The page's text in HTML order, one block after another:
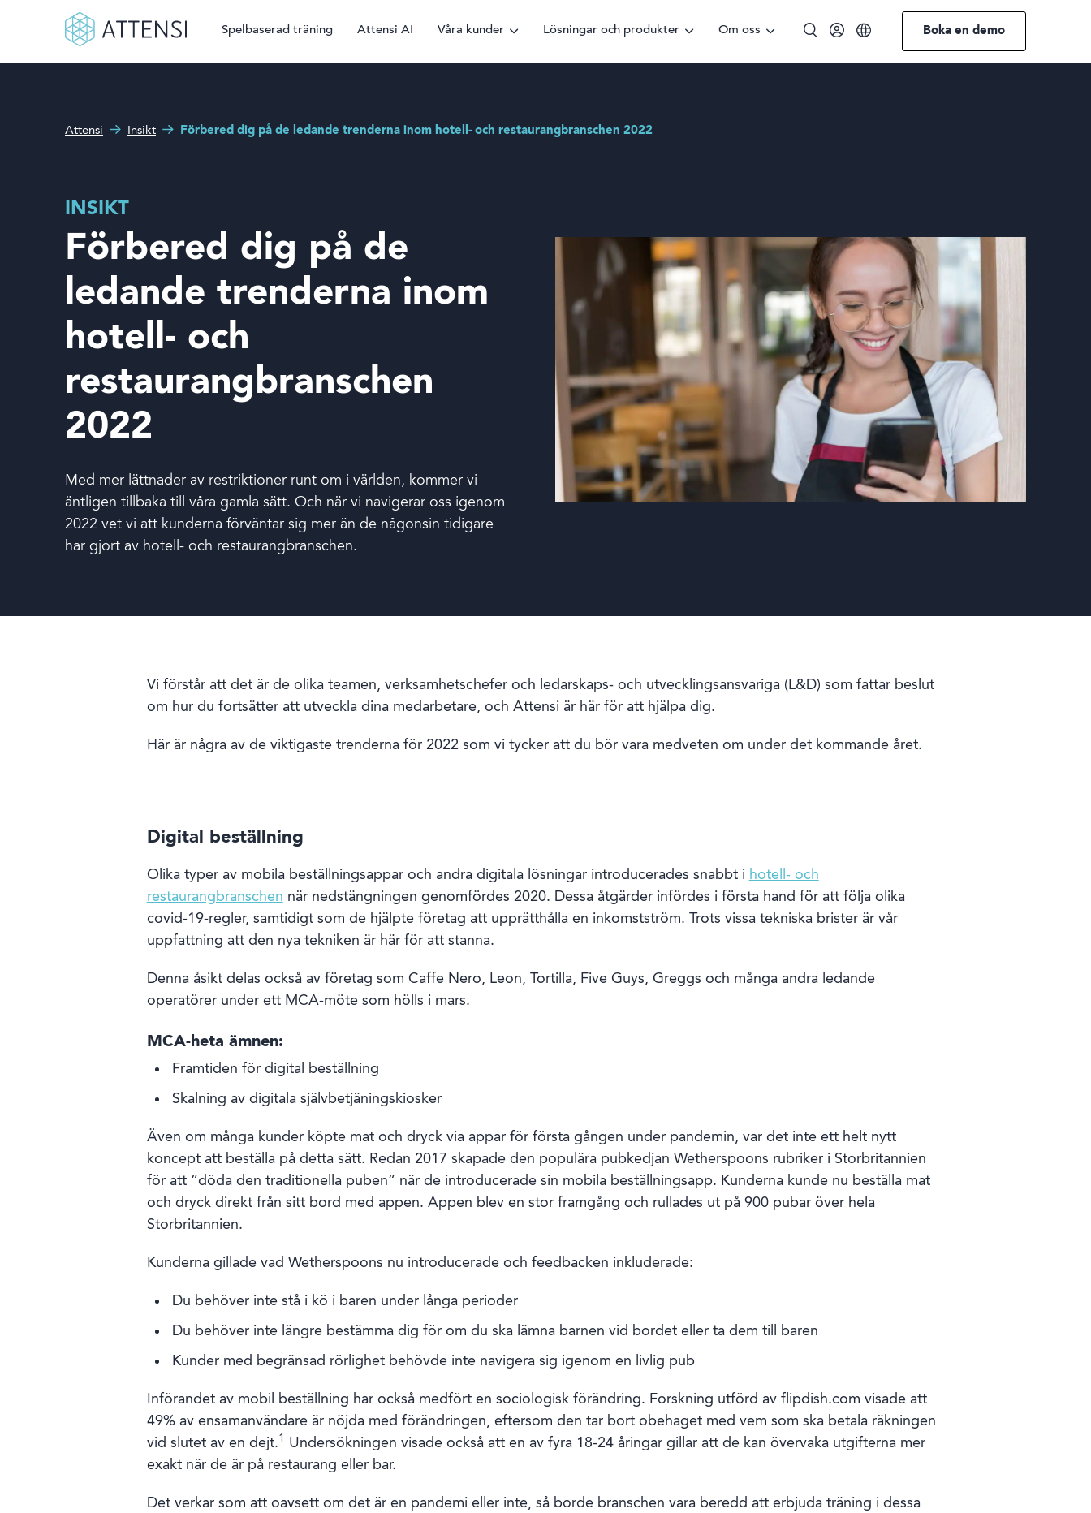
Spelbaserad träning Attensi AI Våra kunder Lösningar och produkter Om oss
Engelska
Boka en demo
Lösningar och produkter
Om oss
Inloggning
Attensi Insikt Förbered dig på de ledande trenderna inom hotell- och restaurangbranschen 2022
INSIKT
Förbered dig på de
ledande trenderna inom
hotell- och
restaurangbranschen
2022
Med mer lättnader av restriktioner runt om i världen, kommer vi
äntligen tillbaka till våra gamla sätt. Och när vi navigerar oss igenom
2022 vet vi att kunderna förväntar sig mer än de någonsin tidigare
har gjort av hotell- och restaurangbranschen.
Vi förstår att det är de olika teamen, verksamhetschefer och ledarskaps- och utvecklingsansvariga (L&D) som fattar beslut
om hur du fortsätter att utveckla dina medarbetare, och Attensi är här för att hjälpa dig.
Här är några av de viktigaste trenderna för 2022 som vi tycker att du bör vara medveten om under det kommande året.
Digital beställning
Olika typer av mobila beställningsappar och andra digitala lösningar introducerades snabbt i hotell- och
restaurangbranschen när nedstängningen genomfördes 2020. Dessa åtgärder infördes i första hand för att följa olika
covid-19-regler, samtidigt som de hjälpte företag att upprätthålla en inkomstström. Trots vissa tekniska brister är vår
uppfattning att den nya tekniken är här för att stanna.
Denna åsikt delas också av företag som Caffe Nero, Leon, Tortilla, Five Guys, Greggs och många andra ledande
operatörer under ett MCA-möte som hölls i mars.
MCA-heta ämnen:
Framtiden för digital beställning
Skalning av digitala självbetjäningskiosker
Även om många kunder köpte mat och dryck via appar för första gången under pandemin, var det inte ett helt nytt
koncept att beställa på detta sätt. Redan 2017 skapade den populära pubkedjan Wetherspoons rubriker i Storbritannien
för att ”döda den traditionella puben” när de introducerade sin mobila beställningsapp. Kunderna kunde nu beställa mat
och dryck direkt från sitt bord med appen. Appen blev en stor framgång och rullades ut på 900 pubar över hela
Storbritannien.
Kunderna gillade vad Wetherspoons nu introducerade och feedbacken inkluderade:
Du behöver inte stå i kö i baren under långa perioder
Du behöver inte längre bestämma dig för om du ska lämna barnen vid bordet eller ta dem till baren
Kunder med begränsad rörlighet behövde inte navigera sig igenom en livlig pub
Införandet av mobil beställning har också medfört en sociologisk förändring. Forskning utförd av flipdish.com visade att
49% av ensamanvändare är nöjda med förändringen, eftersom den tar bort obehaget med vem som ska betala räkningen
vid slutet av en dejt.1
Undersökningen visade också att en av fyra 18-24 åringar gillar att de kan övervaka utgifterna mer
exakt när de är på restaurang eller bar.
Det verkar som att oavsett om det är en pandemi eller inte, så borde branschen vara beredd att erbjuda träning i dessa